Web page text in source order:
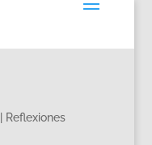
Reflexiones